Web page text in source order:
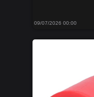
09/07/2026 00:00